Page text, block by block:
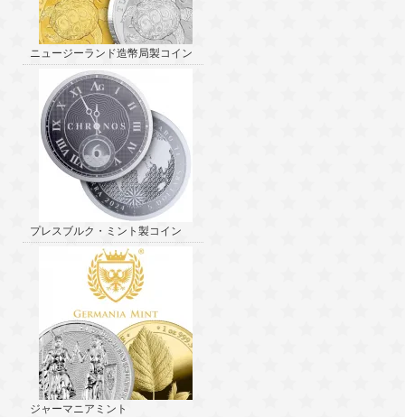
ニュージーランド造幣局製コイン
プレスブルク・ミント製コイン
ジャーマニアミント